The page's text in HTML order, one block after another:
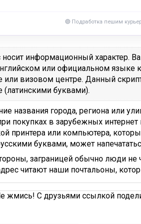
🟣 Подработка пешим
носит информационный характер.
или официальном языке
или визовом центре. Данный
(латинскими буквами).
названия города, региона или
покупках в зарубежных
принтера или компьютера,
буквами, может
заграницей обычно люди
читают наши почтальоны,
жмись! С друзьями ссылкой